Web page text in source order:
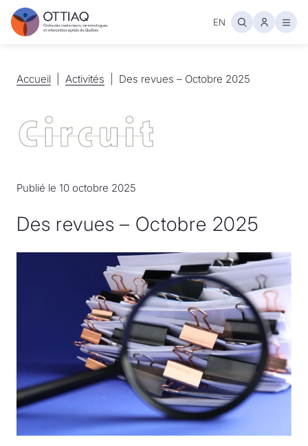
EN
Accueil
Accueil Activités
Activités Des revues – Octobre 2025
Publié le 10 octobre 2025
Des revues – Octobre 2025